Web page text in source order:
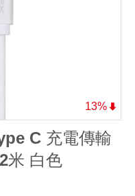
13%
C 充電傳輸
米 白色